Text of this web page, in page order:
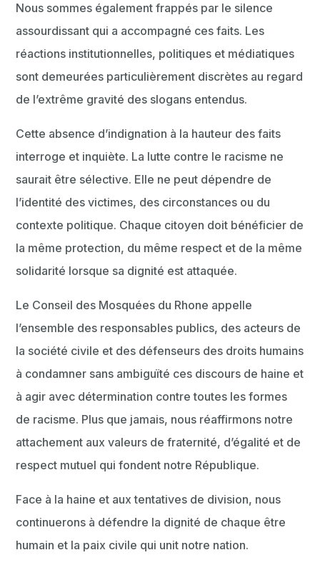
Nous sommes également frappés par le silence
assourdissant qui a accompagné ces faits. Les
réactions institutionnelles, politiques et médiatiques
sont demeurées particulièrement discrètes au regard
de l’extrême gravité des slogans entendus.
Cette absence d’indignation à la hauteur des faits
interroge et inquiète. La lutte contre le racisme ne
saurait être sélective. Elle ne peut dépendre de
l’identité des victimes, des circonstances ou du
contexte politique. Chaque citoyen doit bénéficier de
la même protection, du même respect et de la même
solidarité lorsque sa dignité est attaquée.
Le Conseil des Mosquées du Rhone appelle
l’ensemble des responsables publics, des acteurs de
la société civile et des défenseurs des droits humains
à condamner sans ambiguïté ces discours de haine et
à agir avec détermination contre toutes les formes
de racisme. Plus que jamais, nous réaffirmons notre
attachement aux valeurs de fraternité, d’égalité et de
respect mutuel qui fondent notre République.
Face à la haine et aux tentatives de division, nous
continuerons à défendre la dignité de chaque être
humain et la paix civile qui unit notre nation.